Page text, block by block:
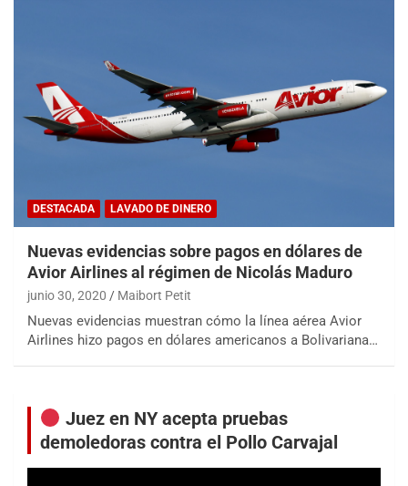
DESTACADA LAVADO DE DINERO
Nuevas evidencias sobre pagos en dólares de
Avior Airlines al régimen de Nicolás Maduro
junio 30, 2020 Maibort Petit
Nuevas evidencias muestran cómo la línea aérea Avior
Airlines hizo pagos en dólares americanos a Bolivariana…
Juez en NY acepta pruebas
demoledoras contra el Pollo Carvajal